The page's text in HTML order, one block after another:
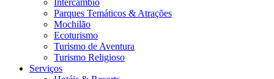
Intercâmbio
Parques Temáticos & Atrações
Mochilão
Ecoturismo
Turismo de Aventura
Turismo Religioso
Serviços